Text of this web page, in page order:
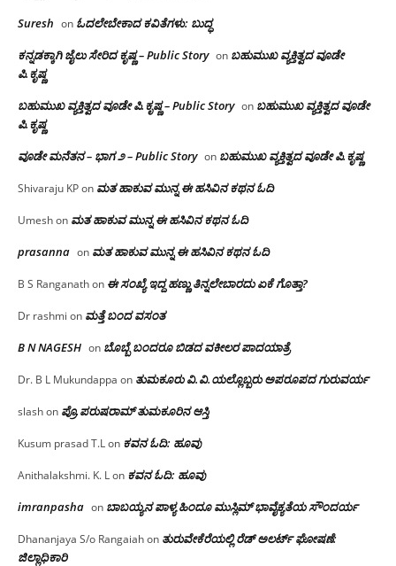
Suresh on ಓದಲೇಬೇಕಾದ‌ ಕವಿತೆಗಳು: ಬುದ್ಧ
ಕನ್ನಡಕ್ಕಾಗಿ ಜೈಲು ಸೇರಿದ ಕೃಷ್ಣ – Public Story on ಬಹುಮುಖ ವ್ಯಕ್ತಿತ್ವದ ವೂಡೇ
ಪಿ.ಕೃಷ್ಣ
ಬಹುಮುಖ ವ್ಯಕ್ತಿತ್ವದ ವೂಡೇ ಪಿ.ಕೃಷ್ಣ – Public Story on ಬಹುಮುಖ ವ್ಯಕ್ತಿತ್ವದ ವೂಡೇ
ಪಿ.ಕೃಷ್ಣ
ವೂಡೇ ಮನೆತನ – ಭಾಗ ೨ – Public Story on ಬಹುಮುಖ ವ್ಯಕ್ತಿತ್ವದ ವೂಡೇ ಪಿ.ಕೃಷ್ಣ
Shivaraju KPon ಮತ ಹಾಕುವ ಮುನ್ನ ಈ ಹಸಿವಿನ ಕಥನ ಓದಿ
Umeshon ಮತ ಹಾಕುವ ಮುನ್ನ ಈ ಹಸಿವಿನ ಕಥನ ಓದಿ
prasanna on ಮತ ಹಾಕುವ ಮುನ್ನ ಈ ಹಸಿವಿನ ಕಥನ ಓದಿ
B S Ranganathon ಈ ಸಂಖ್ಯೆ ಇದ್ದ ಹಣ್ಣು ತಿನ್ನಲೇಬಾರದು ಏಕೆ ಗೊತ್ತಾ?
Dr rashmi on ಮತ್ತೆ ಬಂದ ವಸಂತ
B N NAGESH on ಬೊಬ್ಬೆ ಬಂದರೂ ಬಿಡದ ವಕೀಲರ ಪಾದಯಾತ್ರೆ
Dr. B L Mukundappa on ತುಮಕೂರು‌ ವಿ.ವಿ.ಯಲ್ಲೊಬ್ಬರು ಅಪರೂಪದ ಗುರುವರ್ಯ
slashon ಪ್ರೊ.ಪರುಷರಾಮ್ ತುಮಕೂರಿನ ಆಸ್ತಿ
Kusum prasad T.Lon ಕವನ ಓದಿ: ಹೂವು
Anithalakshmi. K. Lon ಕವನ ಓದಿ: ಹೂವು
imranpasha on ಬಾಬಯ್ಯನ ಪಾಳ್ಯ ಹಿಂದೂ ಮುಸ್ಲಿಮ್ ಭಾವೈಕ್ಯತೆಯ ಸೌಂದರ್ಯ
Dhananjaya S/o Rangaiahon ತುರುವೇಕೆರೆಯಲ್ಲಿ ರೆಡ್ ಅಲರ್ಟ್ ಘೋಷಣೆ:
ಜಿಲ್ಲಾಧಿಕಾರಿ